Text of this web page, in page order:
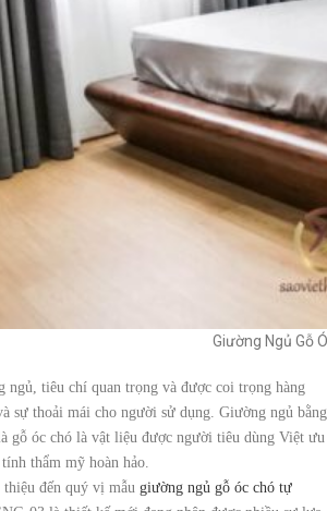
Giường Ngủ Gỗ
ngủ, tiêu chí quan trọng và được coi trọng hàng
sự thoải mái cho người sử dụng. Giường ngủ bằng
gỗ óc chó là vật liệu được người tiêu dùng Việt ưu
thẩm mỹ hoàn hảo.
đến quý vị mẫu giường ngủ gỗ óc chó tự